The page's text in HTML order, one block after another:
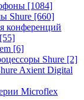
[1084]
Shure [660]
конференций
[55]
[6]
Shure [2]
Axient Digital
Microflex